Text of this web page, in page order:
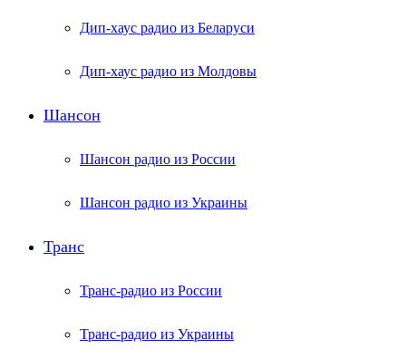
Дип-хаус радио из Беларуси
Дип-хаус радио из Молдовы
Шансон
Шансон радио из России
Шансон радио из Украины
Транс
Транс-радио из России
Транс-радио из Украины